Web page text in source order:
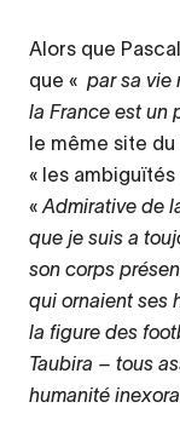
Alors que
que « par sa vie
la France est un
le même site du
« les ambiguïtés
« Admirative de
que je suis a
son corps
qui ornaient ses
la figure des
Taubira – tous
humanité